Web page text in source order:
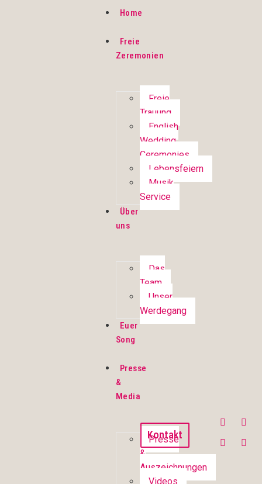
Home
Freie
Zeremonien
Freie
Trauung
English
Wedding
Ceremonies
Lebensfeiern
Musik
Service
Über
uns
Das
Team
Unser
Werdegang
Euer
Song
Presse
&
Media
Presse
&
Auszeichnungen
Videos
Kontakt